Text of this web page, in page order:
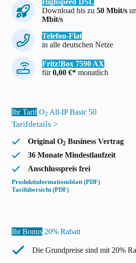
Highspeed DSL
Download bis zu 50 Mbit/s
Mbit/s
Telefon-Flat
in alle deutschen Netze
Fritz!Box 7590 AX
für0,00 €* monatlich
Ihr Tarif O2 All-IP Basic 50
Tarifdetails >
Original O2 Business Vertrag
36 Monate Mindestlaufzeit
Anschlusspreis frei
Produktinformationsblatt (PDF)
Tarifübersicht (PDF)
Ihr Bonus 20% Rabatt
Die Grundpreise sind mit 20%